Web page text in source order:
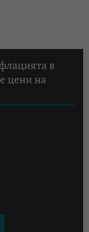
в
цени на